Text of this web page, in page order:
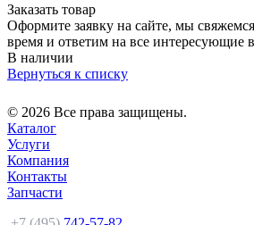
Заказать товар
Оформите заявку на сайте, мы
время и ответим на все интересующие
В наличии
Вернуться к списку
© 2026 Все права защищены.
Каталог
Услуги
Компания
Контакты
Запчасти